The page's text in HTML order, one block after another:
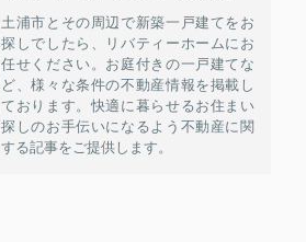
土浦市とその周辺で新築一戸建てをお
探しでしたら、リバティーホームにお
任せください。お庭付きの一戸建てな
ど、様々な条件の不動産情報を掲載し
ております。快適に暮らせるお住まい
探しのお手伝いになるよう不動産に関
する記事をご提供します。